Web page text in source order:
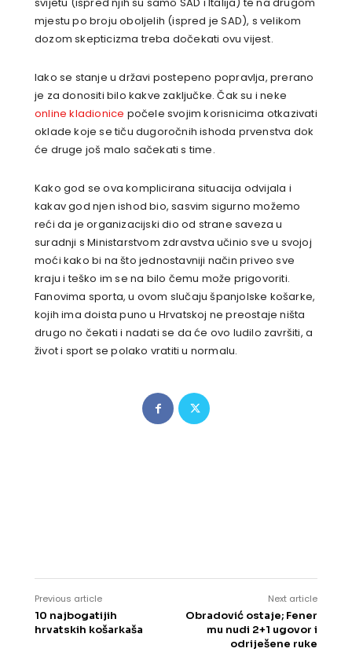
mjestu po broju oboljelih (ispred je SAD), s velikom
dozom skepticizma treba dočekati ovu vijest.
Iako se stanje u državi postepeno popravlja, prerano
je za donositi bilo kakve zaključke. Čak su i neke
online kladionice počele svojim korisnicima otkazivati
oklade koje se tiču dugoročnih ishoda prvenstva dok
će druge još malo sačekati s time.
Kako god se ova komplicirana situacija odvijala i
kakav god njen ishod bio, sasvim sigurno možemo
reći da je organizacijski dio od strane saveza u
suradnji s Ministarstvom zdravstva učinio sve u svojoj
moći kako bi na što jednostavniji način priveo sve
kraju i teško im se na bilo čemu može prigovoriti.
Fanovima sporta, u ovom slučaju španjolske košarke,
kojih ima doista puno u Hrvatskoj ne preostaje ništa
drugo no čekati i nadati se da će ovo ludilo završiti, a
život i sport se polako vratiti u normalu.
Previous article
10 najbogatijih
hrvatskih košarkaša
Next article
Obradović ostaje; Fener
mu nudi 2+1 ugovor i
odriješene ruke